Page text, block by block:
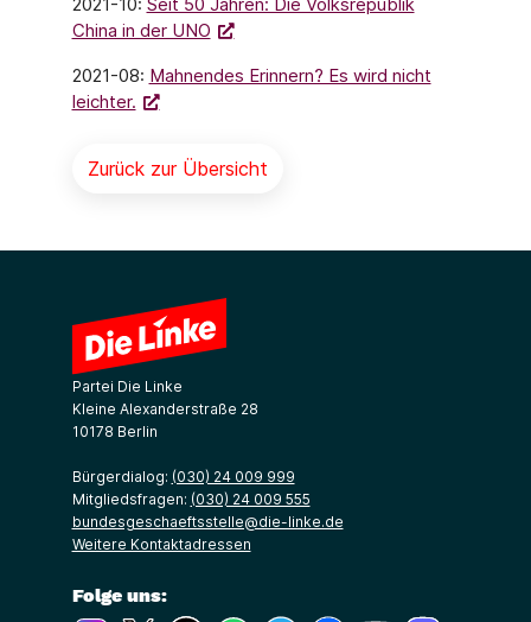
China in der UNO
2021-08: Mahnendes Erinnern? Es wird nicht
leichter.
Zurück zur Übersicht
Partei Die Linke
Kleine Alexanderstraße 28
10178 Berlin
Bürgerdialog: (030) 24 009 999
Mitgliedsfragen: (030) 24 009 555
bundesgeschaeftsstelle@die-linke.de
Weitere Kontaktadressen
Folge uns: